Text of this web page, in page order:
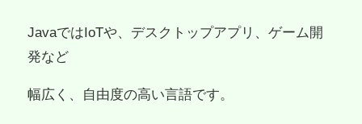
JavaではIoTや、デスクトップアプリ、ゲーム開
発など
幅広く、自由度の高い言語です。